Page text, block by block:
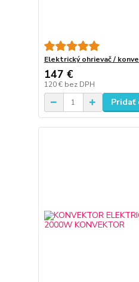
Elektrický ohrievač /
147 €
120 € bez DPH
Pridať